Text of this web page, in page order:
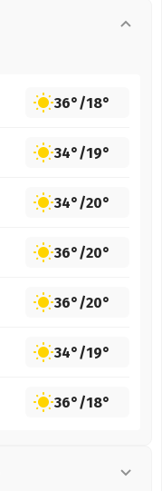
36°/18°
34°/19°
34°/20°
36°/20°
36°/20°
34°/19°
36°/18°